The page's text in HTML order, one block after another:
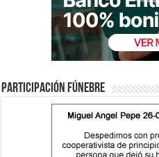
Participación fúnebre